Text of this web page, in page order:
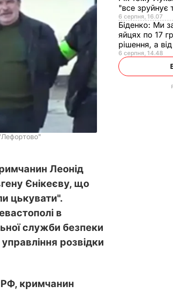
Леонід
Єнікеєву, що
цькувати".
в
служби безпеки
розвідки
кримчанин
"все зруйнує
6 серпня, 16.07
Біденко: Ми
яйцях по 17
рішення, а
6 серпня, 14.48